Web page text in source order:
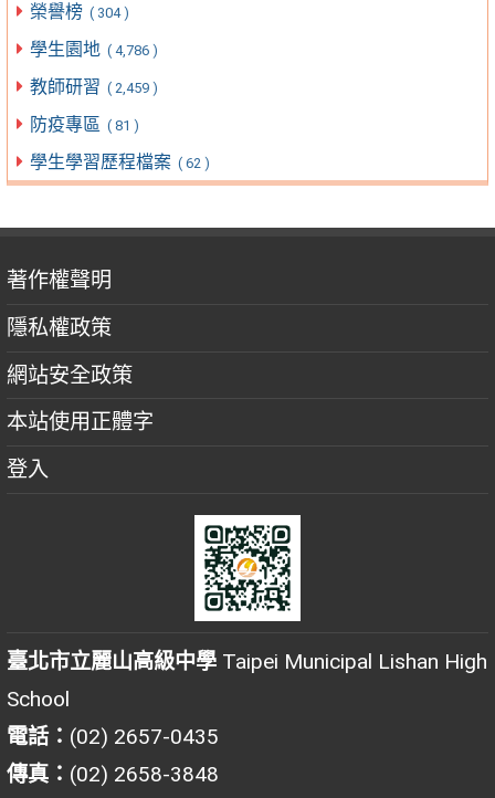
榮譽榜 ( 304 )
學生園地 ( 4,786 )
教師研習 ( 2,459 )
防疫專區 ( 81 )
學生學習歷程檔案 ( 62 )
著作權聲明
隱私權政策
網站安全政策
本站使用正體字
登入
臺北市立麗山高級中學 Taipei Municipal Lishan High
School
電話： (02) 2657-0435
傳真： (02) 2658-3848